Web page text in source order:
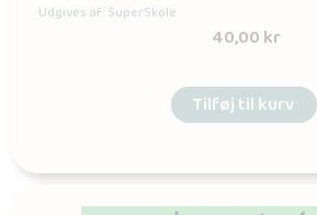
Udgives af: SuperSkole
40,00kr
Tilføj til kurv